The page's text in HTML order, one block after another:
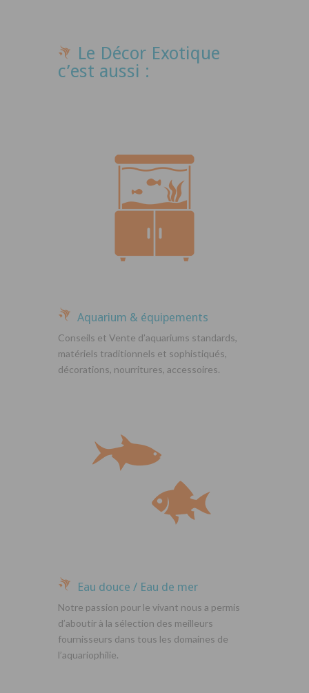
Le Décor Exotique
c’est aussi :
Aquarium & équipements
Conseils et Vente d’aquariums standards,
matériels traditionnels et sophistiqués,
décorations, nourritures, accessoires.
Eau douce / Eau de mer
Notre passion pour le vivant nous a permis
d’aboutir à la sélection des meilleurs
fournisseurs dans tous les domaines de
l’aquariophilie.